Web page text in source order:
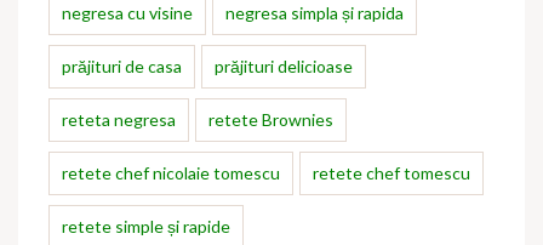
negresa cu visine negresa simpla și rapida
prăjituri de casa prăjituri delicioase
reteta negresa retete Brownies
retete chef nicolaie tomescu retete chef tomescu
retete simple și rapide